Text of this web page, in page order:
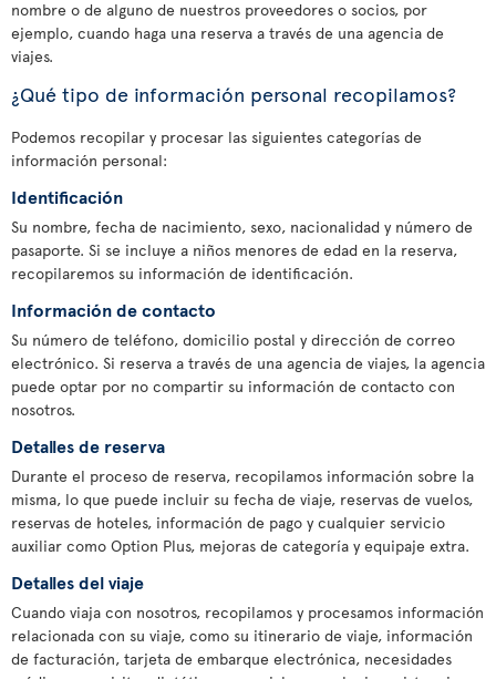
nombre o de alguno de nuestros proveedores o socios, por
ejemplo, cuando haga una reserva a través de una agencia de
viajes.
¿Qué tipo de información personal recopilamos?
Podemos recopilar y procesar las siguientes categorías de
información personal:
Identificación
Su nombre, fecha de nacimiento, sexo, nacionalidad y número de
pasaporte. Si se incluye a niños menores de edad en la reserva,
recopilaremos su información de identificación.
Información de contacto
Su número de teléfono, domicilio postal y dirección de correo
electrónico. Si reserva a través de una agencia de viajes, la agencia
puede optar por no compartir su información de contacto con
nosotros.
Detalles de reserva
Durante el proceso de reserva, recopilamos información sobre la
misma, lo que puede incluir su fecha de viaje, reservas de vuelos,
reservas de hoteles, información de pago y cualquier servicio
auxiliar como Option Plus, mejoras de categoría y equipaje extra.
Detalles del viaje
Cuando viaja con nosotros, recopilamos y procesamos información
relacionada con su viaje, como su itinerario de viaje, información
de facturación, tarjeta de embarque electrónica, necesidades